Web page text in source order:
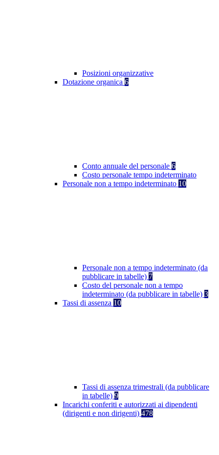
Posizioni organizzative
Dotazione organica 6
Conto annuale del personale 6
Costo personale tempo indeterminato
Personale non a tempo indeterminato 10
Personale non a tempo indeterminato (da
pubblicare in tabelle) 7
Costo del personale non a tempo
indeterminato (da pubblicare in tabelle) 3
Tassi di assenza 10
Tassi di assenza trimestrali (da pubblicare
in tabelle) 9
Incarichi conferiti e autorizzati ai dipendenti
(dirigenti e non dirigenti) 478